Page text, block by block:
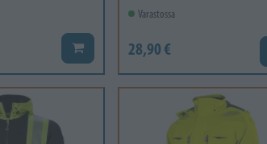
Lisää koriin
Varastossa
28,90 €